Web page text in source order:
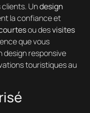
Undesign
la confiance et
ou desvisites
que vous
design responsive
touristiques au